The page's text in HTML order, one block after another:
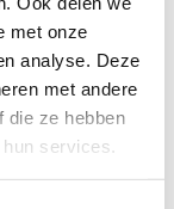
met onze
analyse. Deze
met andere
die ze hebben
services.
starten
uitrol
en...